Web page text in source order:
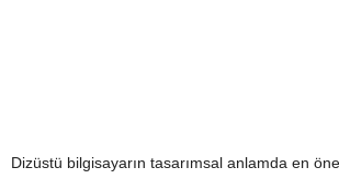
Dizüstü bilgisayarın tasarımsal anlamda en